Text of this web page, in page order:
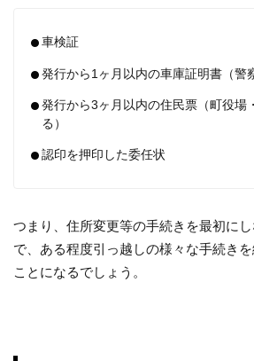
車検証
発行から1ヶ月以内の車庫証明書（警
発行から3ヶ月以内の住民票（町役場
る）
認印を押印した委任状
つまり、住所変更等の手続きを最初に
で、ある程度引っ越しの様々な手続き
ことになるでしょう。